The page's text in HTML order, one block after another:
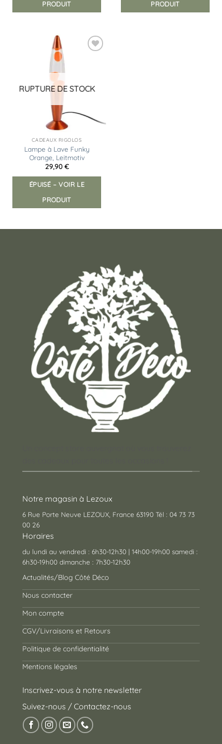
PRODUIT
PRODUIT
RUPTURE DE STOCK
CADEAUX RIGOLOS
Lampe à Lave Funky
Orange, Leitmotiv
29,90 €
ÉPUISÉ – VOIR LE
PRODUIT
Notre magasin à Lezoux
6 Rue Porte Neuve LEZOUX, France 63190 Tél : 04 73 73
00 26
Horaires
du lundi au vendredi : 6h30-12h30 | 14h00-19h00 samedi :
6h30-19h00 dimanche : 7h30-12h30
Actualités/Blog Côté Déco
Nous contacter
Mon compte
CGV/Livraisons et Retours
Politique de confidentialité
Mentions légales
Inscrivez-vous à notre newsletter
Suivez-nous / Contactez-nous